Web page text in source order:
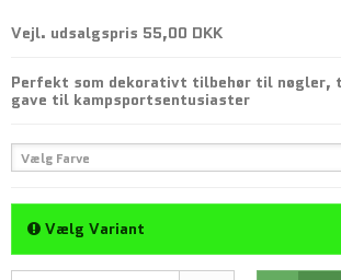
Vejl. udsalgspris 55,00 DKK
Perfekt som dekorativt tilbehør til nøgler,
gave til kampsportsentusiaster
Vælg Farve
Vælg Variant